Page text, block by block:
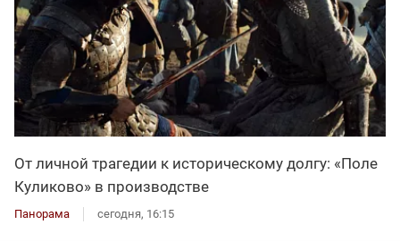
От личной трагедии к историческому долгу: «Поле
Куликово» в производстве
Панорама сегодня, 16:15